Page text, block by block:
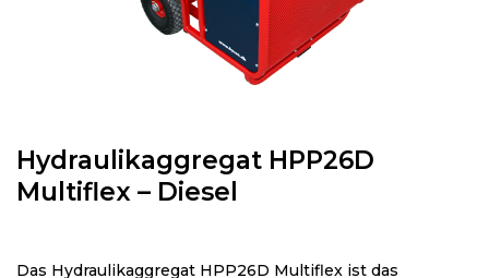
Hydraulikaggregat HPP26D
Multiflex – Diesel
Das Hydraulikaggregat HPP26D Multiflex ist das